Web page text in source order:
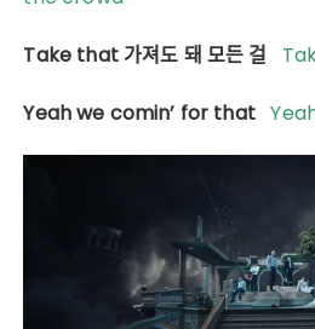
Take that 가져도 돼 모든 걸
Yeah we comin’ for that